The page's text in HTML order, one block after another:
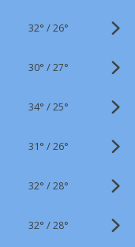
32° /26°
30° /27°
34° /25°
31° /26°
32° /28°
32° /28°